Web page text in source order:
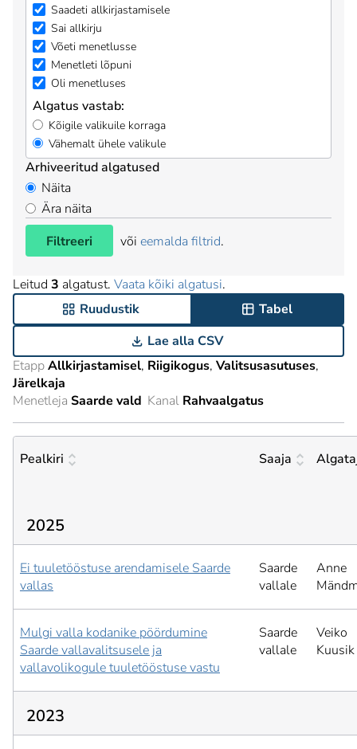
Saadeti allkirjastamisele
Sai allkirju
Võeti menetlusse
Menetleti lõpuni
Oli menetluses
Algatus vastab:
Kõigile valikuile korraga
Vähemalt ühele valikule
Arhiveeritud algatused
Näita
Ära näita
Filtreeri
või eemalda filtrid.
Leitud 3 algatust. Vaata kõiki algatusi.
Ruudustik
Tabel
Lae alla CSV
EtappAllkirjastamisel Riigikogus Valitsusasutuses
Järelkaja
Menetleja Saarde vald Kanal Rahvaalgatus
Pealkiri Saaja
2025
Ei tuuletööstuse arendamisele Saarde
vallas
Saarde
vallale
Anne
Mulgi valla kodanike pöördumine
Saarde vallavalitsusele ja
vallavolikogule tuuletööstuse vastu
Saarde
vallale
Veiko
Kuusik
2023